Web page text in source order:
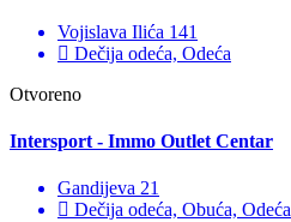
Vojislava Ilića 141
Dečija odeća, Odeća
Otvoreno
Intersport - Immo Outlet Centar
Gandijeva 21
Dečija odeća, Obuća, Odeća